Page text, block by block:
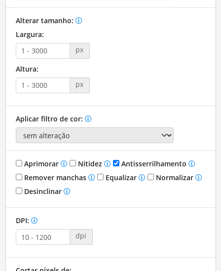
Alterar tamanho:
Largura:
px
Altura:
px
Aplicar filtro de cor:
Aprimorar Nitidez
Antisserrilhamento
Remover manchas
Equalizar
Normalizar
Desinclinar
DPI:
dpi